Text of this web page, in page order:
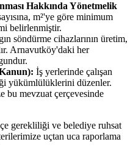
Hakkında Yönetmelik
m²'ye göre minimum
belirlenmiştir.
söndürme cihazlarının üretim,
Arnavutköy'daki her
İş yerlerinde çalışan
yükümlülüklerini düzenler.
bu mevzuat çerçevesinde
gerekliliği ve belediye ruhsat
uçtan uca raporlama